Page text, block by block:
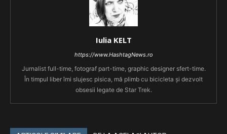
Iulia KELT
https://www.HashtagNews.ro
Jurnalist full-time, fotograf part-time, graphic designer sfert-time.
În timpul liber îmi slujesc pisica, mă plimb cu bicicleta și dezvolt
obsesii legate de Star Trek.